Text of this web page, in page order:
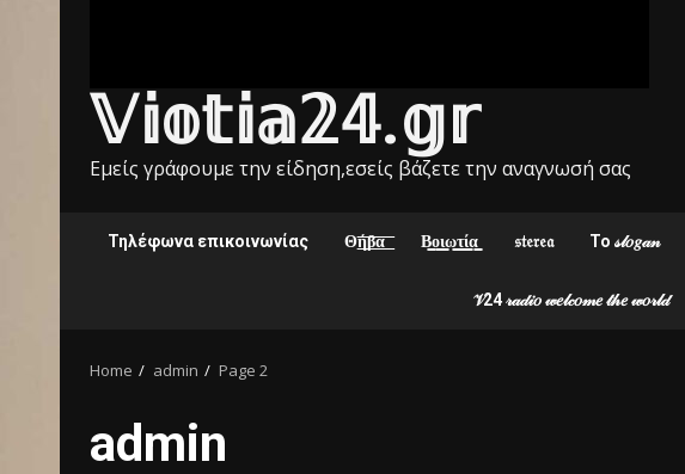
𝕍𝕚𝕠𝕥𝕚𝕒𝟚𝟜.𝕘𝕣
Εμείς γράφουμε την είδηση,εσείς βάζετε την αναγνωσή σας
Τηλέφωνα επικοινωνίας Θ͟͞ή͟͞β͟͞α͟͞ Β͇ο͇ι͇ω͇τ͇ί͇α͇ 𝔰𝔱𝔢𝔯𝔢𝔞 Το 𝓈𝓁𝑜𝑔𝒶𝓃
𝒱24 𝓇𝒶𝒹𝒾𝑜 𝓌𝑒𝓁𝒸𝑜𝓂𝑒 𝓉𝒽𝑒 𝓌𝑜𝓇𝓁𝒹
Home admin Page 2
admin